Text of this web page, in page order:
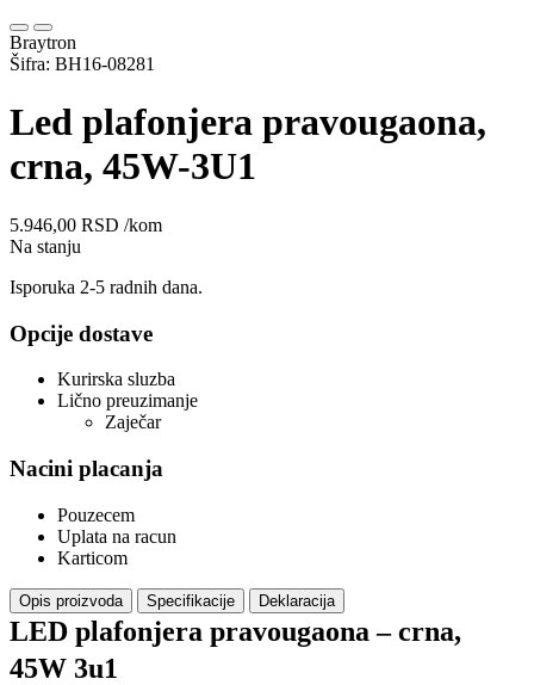
Braytron
Šifra: BH16-08281
Led plafonjera pravougaona,
crna, 45W-3U1
5.946,00 RSD /kom
Na stanju
Isporuka 2-5 radnih dana.
Opcije dostave
Kurirska sluzba
Lično preuzimanje
Zaječar
Nacini placanja
Pouzecem
Uplata na racun
Karticom
Opis proizvoda Specifikacije Deklaracija
LED plafonjera pravougaona – crna,
45W 3u1